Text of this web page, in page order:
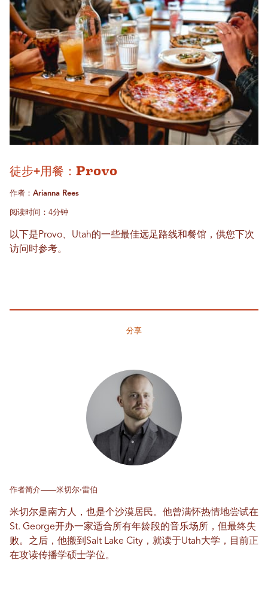
徒步+用餐：Provo
作者：Arianna Rees
阅读时间：4分钟
以下是Provo、Utah的一些最佳远足路线和餐馆，供您下次
访问时参考。
分享
作者简介——米切尔·雷伯
米切尔是南方人，也是个沙漠居民。他曾满怀热情地尝试在
St. George开办一家适合所有年龄段的音乐场所，但最终失
败。之后，他搬到Salt Lake City，就读于Utah大学，目前正
在攻读传播学硕士学位。